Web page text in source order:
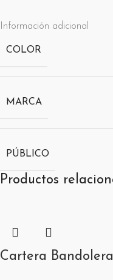
Información adicional
COLOR
MARCA
PÚBLICO
Productos
Cartera